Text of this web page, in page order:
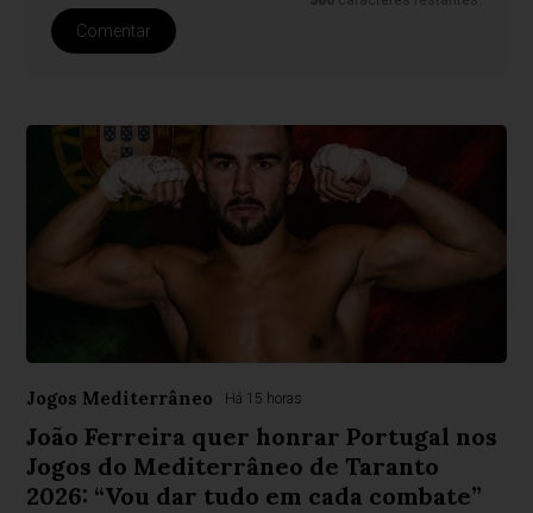
Comentar
Jogos Mediterrâneo Há 15 horas
João Ferreira quer honrar Portugal nos
Jogos do Mediterrâneo de Taranto
2026: “Vou dar tudo em cada combate”